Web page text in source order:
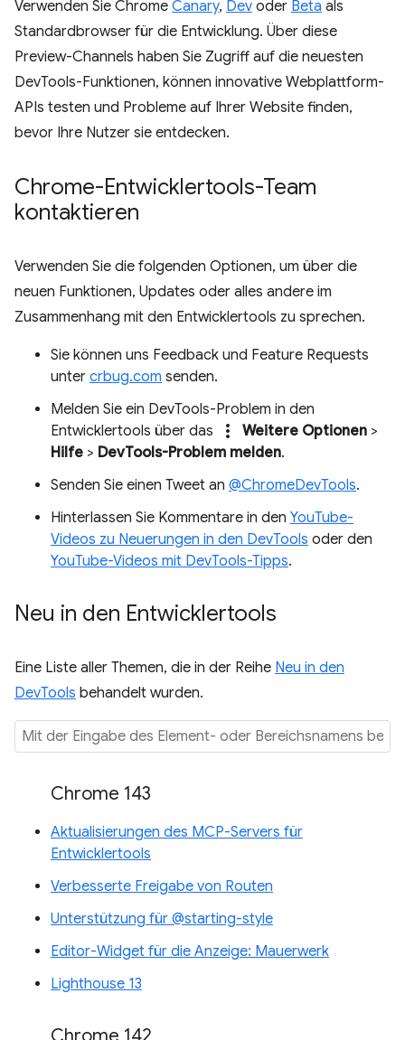
Verwenden Sie Chrome Canary, Dev oder Beta als
Standardbrowser für die Entwicklung. Über diese
Preview-Channels haben Sie Zugriff auf die neuesten
DevTools-Funktionen, können innovative Webplattform-
APIs testen und Probleme auf Ihrer Website finden,
bevor Ihre Nutzer sie entdecken.
Chrome-Entwicklertools-Team
kontaktieren
Verwenden Sie die folgenden Optionen, um über die
neuen Funktionen, Updates oder alles andere im
Zusammenhang mit den Entwicklertools zu sprechen.
Sie können uns Feedback und Feature Requests
unter crbug.com senden.
Melden Sie ein DevTools-Problem in den
Entwicklertools über das
more_vert Weitere Optionen >
Hilfe > DevTools-Problem melden.
Senden Sie einen Tweet an @ChromeDevTools.
Hinterlassen Sie Kommentare in den YouTube-
Videos zu Neuerungen in den DevTools oder den
YouTube-Videos mit DevTools-Tipps.
Neu in den Entwicklertools
Eine Liste aller Themen, die in der Reihe Neu in den
DevTools behandelt wurden.
Chrome 143
Aktualisierungen des MCP-Servers für
Entwicklertools
Verbesserte Freigabe von Routen
Unterstützung für @starting-style
Editor-Widget für die Anzeige: Mauerwerk
Lighthouse 13